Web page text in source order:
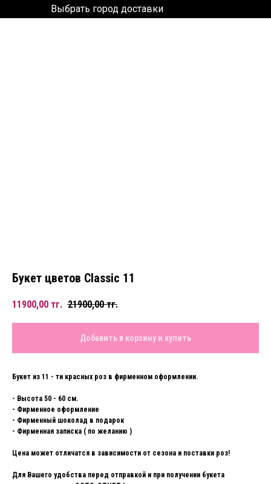
Выбрать город доставки
Букет цветов Classic 11
11900,00 тг. 21900,00 тг.
Добавить в корзину и купить
Букет из 11 - ти красных роз в фирменном оформлении.
- Высота 50 - 60 см.
- Фирменное оформление
- Фирменный шоколад в подарок
- Фирменная записка ( по желанию )
Цена может отличатся в зависимости от сезона и поставки роз!
Для Вашего удобства перед отправкой и при получении букета